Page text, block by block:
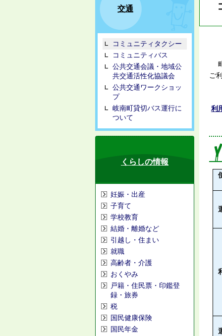
交通
コミュニティタクシー
コミュニティバス
公共交通会議・地域公
共交通活性化協議会
公共交通ワークショッ
プ
岐南町貸切バス運行に
ついて
くらしの情報
妊娠・出産
子育て
学校教育
結婚・離婚など
引越し・住まい
就職
高齢者・介護
おくやみ
戸籍・住民票・印鑑登
録・旅券
税
国民健康保険
国民年金
ご
利